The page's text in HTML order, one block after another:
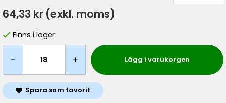
64,33 kr (exkl. moms)
Finns i lager
Lägg i varukorgen
Spara som favorit